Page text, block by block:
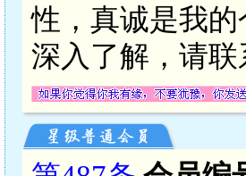
性，真诚是我
深入了解，请